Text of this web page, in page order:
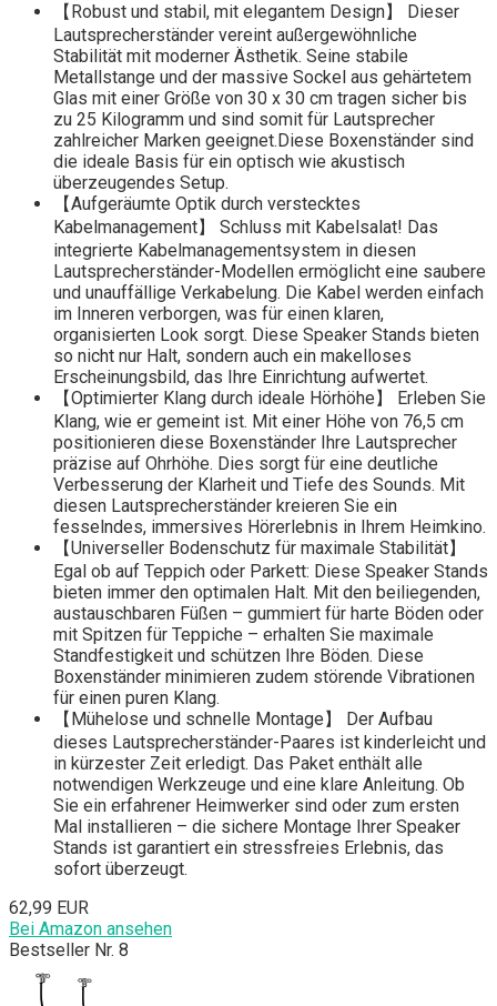
【Robust und stabil, mit elegantem Design】 Dieser
Lautsprecherständer vereint außergewöhnliche
Stabilität mit moderner Ästhetik. Seine stabile
Metallstange und der massive Sockel aus gehärtetem
Glas mit einer Größe von 30 x 30 cm tragen sicher bis
zu 25 Kilogramm und sind somit für Lautsprecher
zahlreicher Marken geeignet.Diese Boxenständer sind
die ideale Basis für ein optisch wie akustisch
überzeugendes Setup.
【Aufgeräumte Optik durch verstecktes
Kabelmanagement】 Schluss mit Kabelsalat! Das
integrierte Kabelmanagementsystem in diesen
Lautsprecherständer-Modellen ermöglicht eine saubere
und unauffällige Verkabelung. Die Kabel werden einfach
im Inneren verborgen, was für einen klaren,
organisierten Look sorgt. Diese Speaker Stands bieten
so nicht nur Halt, sondern auch ein makelloses
Erscheinungsbild, das Ihre Einrichtung aufwertet.
【Optimierter Klang durch ideale Hörhöhe】 Erleben Sie
Klang, wie er gemeint ist. Mit einer Höhe von 76,5 cm
positionieren diese Boxenständer Ihre Lautsprecher
präzise auf Ohrhöhe. Dies sorgt für eine deutliche
Verbesserung der Klarheit und Tiefe des Sounds. Mit
diesen Lautsprecherständer kreieren Sie ein
fesselndes, immersives Hörerlebnis in Ihrem Heimkino.
【Universeller Bodenschutz für maximale Stabilität】
Egal ob auf Teppich oder Parkett: Diese Speaker Stands
bieten immer den optimalen Halt. Mit den beiliegenden,
austauschbaren Füßen – gummiert für harte Böden oder
mit Spitzen für Teppiche – erhalten Sie maximale
Standfestigkeit und schützen Ihre Böden. Diese
Boxenständer minimieren zudem störende Vibrationen
für einen puren Klang.
【Mühelose und schnelle Montage】 Der Aufbau
dieses Lautsprecherständer-Paares ist kinderleicht und
in kürzester Zeit erledigt. Das Paket enthält alle
notwendigen Werkzeuge und eine klare Anleitung. Ob
Sie ein erfahrener Heimwerker sind oder zum ersten
Mal installieren – die sichere Montage Ihrer Speaker
Stands ist garantiert ein stressfreies Erlebnis, das
sofort überzeugt.
62,99 EUR
Bei Amazon ansehen
Bestseller Nr. 8